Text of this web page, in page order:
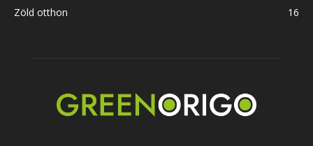
Zöld otthon
16